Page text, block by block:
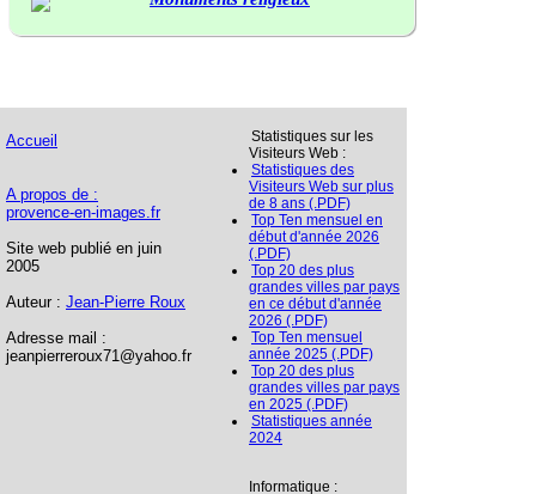
Accueil
A propos de :
provence-en-images.fr
Site web publié en juin
2005
Auteur : Jean-Pierre Roux
Adresse mail :
jeanpierreroux71@yahoo.fr
Statistiques sur les
Visiteurs Web :
Statistiques des
Visiteurs Web sur plus
de 8 ans (.PDF)
Top Ten mensuel en
début d'année 2026
(.PDF)
Top 20 des plus
grandes villes par pays
en ce début d'année
2026 (.PDF)
Top Ten mensuel
année 2025 (.PDF)
Top 20 des plus
grandes villes par pays
en 2025 (.PDF)
Statistiques année
2024
Informatique :